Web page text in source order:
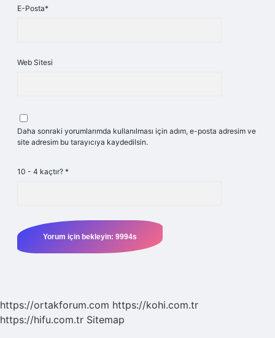
E-Posta*
Web Sitesi
Daha sonraki yorumlarımda kullanılması için adım, e-posta adresim ve
site adresim bu tarayıcıya kaydedilsin.
10 - 4 kaçtır? *
https://ortakforum.com https://kohi.com.tr
https://hifu.com.tr Sitemap